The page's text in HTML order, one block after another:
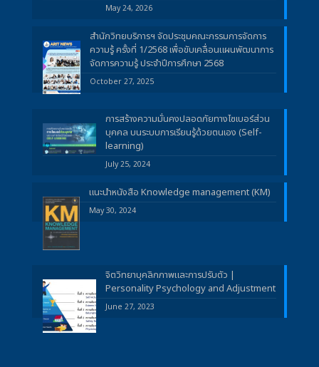
May 24, 2026
สำนักวิทยบริการฯ จัดประชุมคณะกรรมการจัดการ
ความรู้ ครั้งที่ 1/2568 เพื่อขับเคลื่อนแผนพัฒนาการ
จัดการความรู้ ประจำปีการศึกษา 2568
October 27, 2025
การสร้างความมั่นคงปลอดภัยทางไซเบอร์ส่วน
บุคคล บนระบบการเรียนรู้ด้วยตนเอง (Self-
learning)
July 25, 2024
แนะนำหนังสือ Knowledge management (KM)
May 30, 2024
จิตวิทยาบุคลิกภาพและการปรับตัว |
Personality Psychology and Adjustment
June 27, 2023